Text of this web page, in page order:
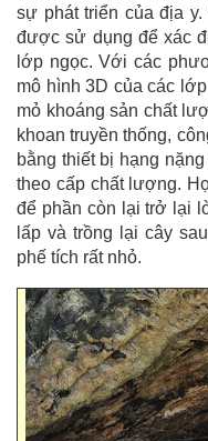
sự phát triển của địa
được sử dụng để xác
lớp ngọc. Với các
mô hình 3D của các
mỏ khoáng sản chất
khoan truyền thống,
bằng thiết bị hạng
theo cấp chất lượng.
để phần còn lại trở lại
lấp và trồng lại cây
phế tích rất nhỏ.